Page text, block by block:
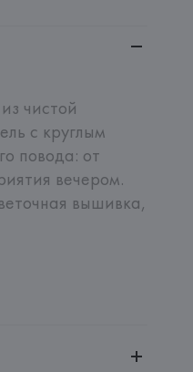
чистой
с круглым
повода: от
вечером.
вышивка,